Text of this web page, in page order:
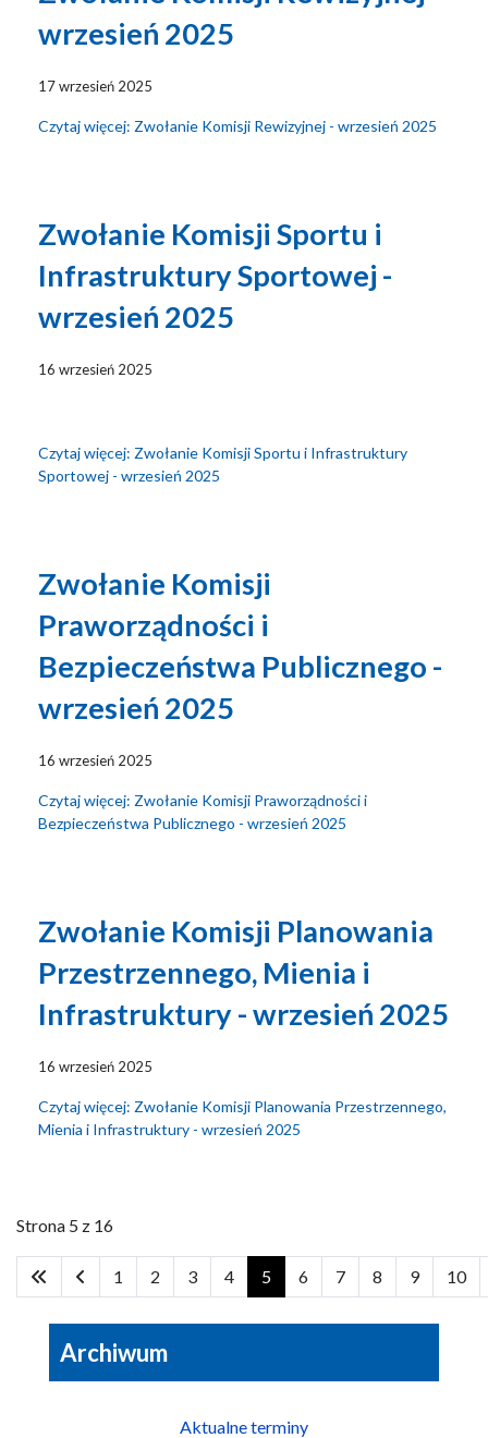
wrzesień 2025
17 wrzesień 2025
Czytaj więcej: Zwołanie Komisji Rewizyjnej - wrzesień 2025
Zwołanie Komisji Sportu i
Infrastruktury Sportowej -
wrzesień 2025
16 wrzesień 2025
Czytaj więcej: Zwołanie Komisji Sportu i Infrastruktury
Sportowej - wrzesień 2025
Zwołanie Komisji
Praworządności i
Bezpieczeństwa Publicznego -
wrzesień 2025
16 wrzesień 2025
Czytaj więcej: Zwołanie Komisji Praworządności i
Bezpieczeństwa Publicznego - wrzesień 2025
Zwołanie Komisji Planowania
Przestrzennego, Mienia i
Infrastruktury - wrzesień 2025
16 wrzesień 2025
Czytaj więcej: Zwołanie Komisji Planowania Przestrzennego,
Mienia i Infrastruktury - wrzesień 2025
Strona 5 z 16
1 2 3 4 5 6 7 8 9 10
Archiwum
Aktualne terminy